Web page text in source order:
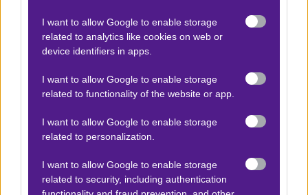
I want to allow Google to enable storage
related to analytics like cookies on web or
device identifiers in apps.
I want to allow Google to enable storage
related to functionality of the website or app.
I want to allow Google to enable storage
related to personalization.
I want to allow Google to enable storage
related to security, including authentication
έτσι κι αλλιώς. Με 7 γκολ και 3 ασίστ είναι ο
ποδοσφαιριστής με τη μεγαλύτερη συμβολή σε γκολ στο
τελικό, βάζοντας το κερασάκι στην τούρτα, τιμάται σε
Δείτε με ένα κλικ τις καλύτερες προσφορές της ημέρας